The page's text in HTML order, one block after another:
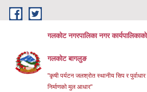
Skip to main content
गलकोट नगरपालिका नगर
गलकोट बागलुङ
"कृषी पर्यटन जलश्रोत स्थानीय सिप र
निर्माणको मुल आधार"